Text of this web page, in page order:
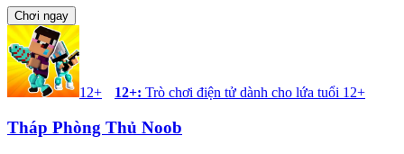
Chơi ngay
12+ 12+: Trò chơi điện tử dành cho lứa tuổi 12+
Tháp Phòng Thủ Noob